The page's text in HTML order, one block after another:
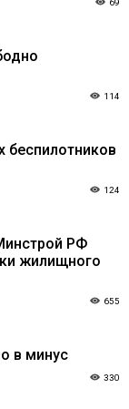
69
114
беспилотников
124
РФ
жилищного
655
в минус
330